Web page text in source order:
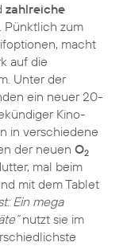
zahlreiche
Pünktlich zum
macht
auf die
Unter der
ein neuer 20-
Kino-
in verschiedene
der neuen O2
mal beim
mit dem Tablet
Ein mega
nutzt sie im